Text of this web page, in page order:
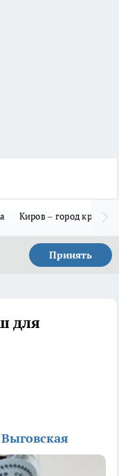
Киров – город
Принять
для